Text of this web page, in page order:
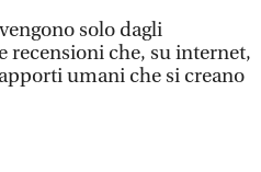
solo dagli
recensioni che, su internet,
umani che si creano